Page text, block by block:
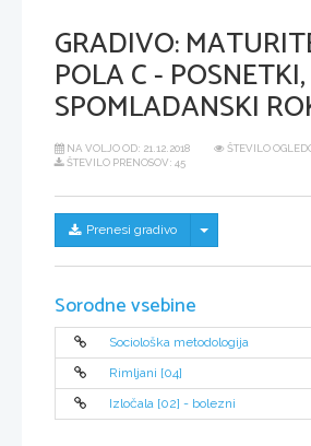
GRADIVO:
POLA C - POSNETKI,
SPOMLADANSKI
NA VOLJO OD: 21.12.2018
ŠTEVILO
ŠTEVILO PRENOSOV: 45
Prenesi gradivo Skrij/prikaži meni
Sorodne vsebine
Sociološka metodologija
Rimljani [04]
Izločala [02] - bolezni